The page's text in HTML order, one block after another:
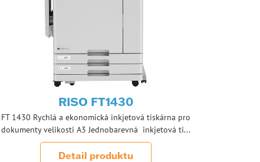
RISO FT1430
FT 1430 Rychlá a ekonomická inkjetová tiskárna pro
dokumenty velikosti A3 Jednobarevná inkjetová ti...
Detail produktu